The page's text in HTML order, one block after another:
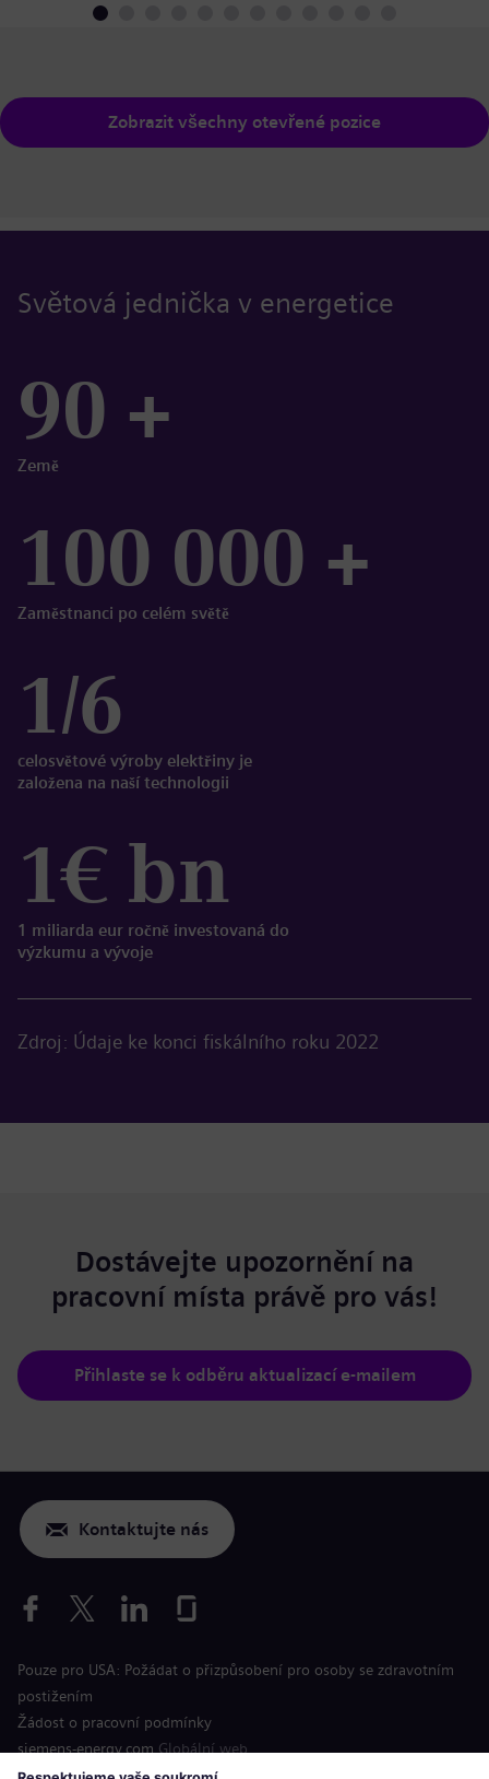
Zobrazit všechny otevřené pozice
Světová jednička v energetice
90 +
Země
100 000 +
Zaměstnanci po celém světě
1/6
celosvětové výroby elektřiny je
založena na naší technologii
1€ bn
1 miliarda eur ročně investovaná do
výzkumu a vývoje
Zdroj: Údaje ke konci fiskálního roku 2022
Dostávejte upozornění na
pracovní místa právě pro vás!
Přihlaste se k odběru aktualizací e-mailem
Kontaktujte nás
Pouze pro USA: Požádat o přizpůsobení pro osoby se zdravotním
postižením
Žádost o pracovní podmínky
siemens-energy.com Globální web